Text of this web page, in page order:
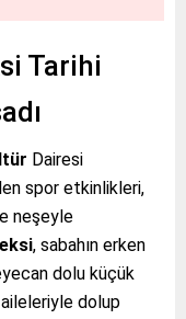
Tarihi
Dairesi
spor etkinlikleri,
neşeyle
, sabahın erken
dolu küçük
aileleriyle dolup